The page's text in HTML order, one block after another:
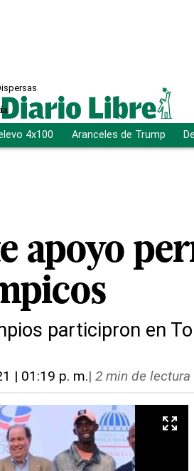
4x100 Aranceles de Trump
apoyo
participron en
| 01:19 p. m.| 2 min de lectura